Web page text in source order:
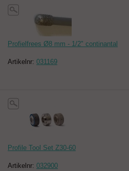
Profielfrees Ø8 mm - 1/2" continantal
Artikelnr: 031169
Profile Tool Set Z30-60
Artikelnr: 032900